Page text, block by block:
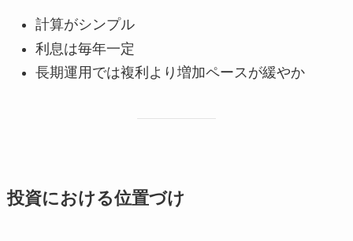
計算がシンプル
利息は毎年一定
長期運用では複利より増加ペースが緩やか
投資における位置づけ